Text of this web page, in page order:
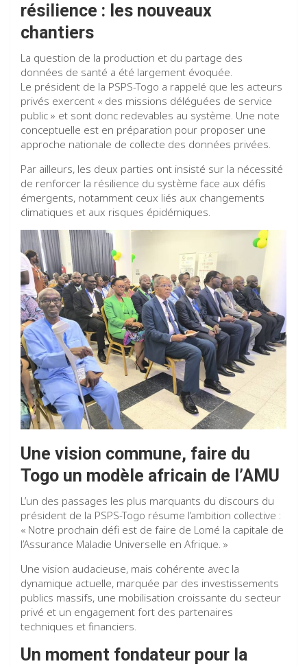
résilience : les nouveaux
chantiers
La question de la production et du partage des
données de santé a été largement évoquée.
Le président de la PSPS-Togo a rappelé que les acteurs
privés exercent « des missions déléguées de service
public » et sont donc redevables au système. Une note
conceptuelle est en préparation pour proposer une
approche nationale de collecte des données privées.
Par ailleurs, les deux parties ont insisté sur la nécessité
de renforcer la résilience du système face aux défis
émergents, notamment ceux liés aux changements
climatiques et aux risques épidémiques.
Une vision commune, faire du
Togo un modèle africain de l’AMU
L’un des passages les plus marquants du discours du
président de la PSPS-Togo résume l’ambition collective :
« Notre prochain défi est de faire de Lomé la capitale de
l’Assurance Maladie Universelle en Afrique. »
Une vision audacieuse, mais cohérente avec la
dynamique actuelle, marquée par des investissements
publics massifs, une mobilisation croissante du secteur
privé et un engagement fort des partenaires
techniques et financiers.
Un moment fondateur pour la